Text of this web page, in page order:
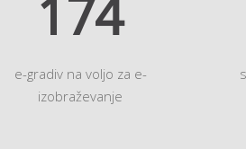
200
e-gradiv na voljo za e-
izobraževanje